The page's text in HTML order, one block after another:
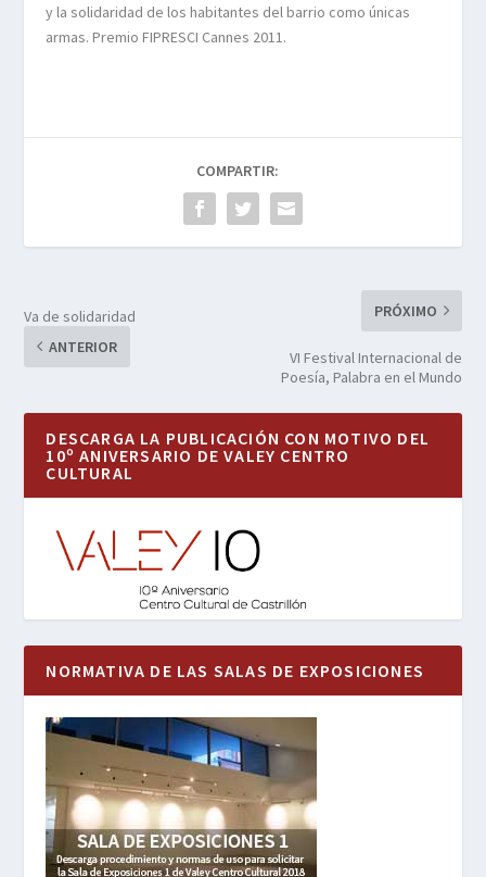
y la solidaridad de los habitantes del barrio como únicas
armas. Premio FIPRESCI Cannes 2011.
COMPARTIR:
Va de solidaridad
ANTERIOR
PRÓXIMO
VI Festival Internacional de
Poesía, Palabra en el Mundo
DESCARGA LA PUBLICACIÓN CON MOTIVO DEL
10º ANIVERSARIO DE VALEY CENTRO
CULTURAL
NORMATIVA DE LAS SALAS DE EXPOSICIONES